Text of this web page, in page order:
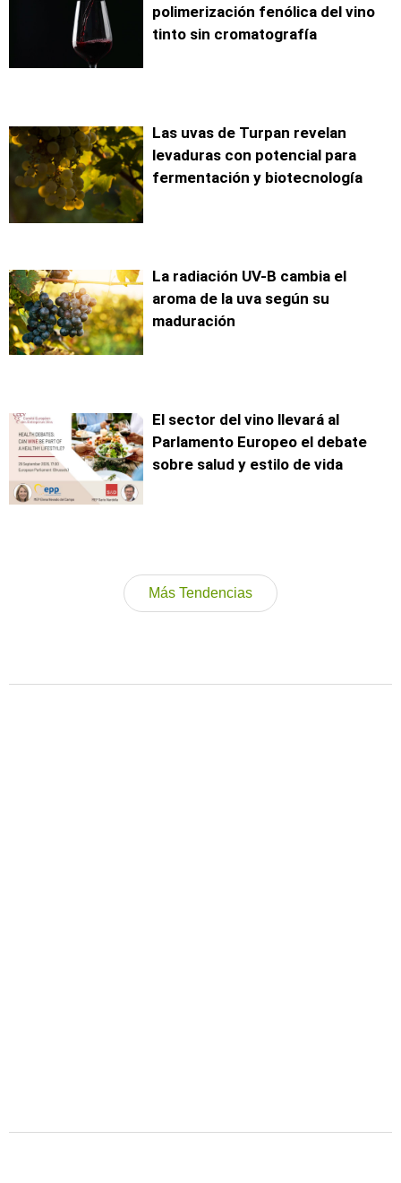
polimerización fenólica del vino
tinto sin cromatografía
Las uvas de Turpan revelan
levaduras con potencial para
fermentación y biotecnología
La radiación UV-B cambia el
aroma de la uva según su
maduración
El sector del vino llevará al
Parlamento Europeo el debate
sobre salud y estilo de vida
Más Tendencias